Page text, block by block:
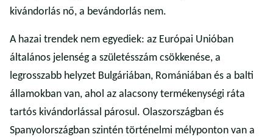
kivándorlás nő, a bevándorlás nem.
A hazai trendek nem egyediek: az Európai Unióban
általános jelenség a születésszám csökkenése, a
legrosszabb helyzet Bulgáriában, Romániában és a balti
államokban van, ahol az alacsony termékenységi ráta
tartós kivándorlással párosul. Olaszországban és
Spanyolországban szintén történelmi mélyponton van a